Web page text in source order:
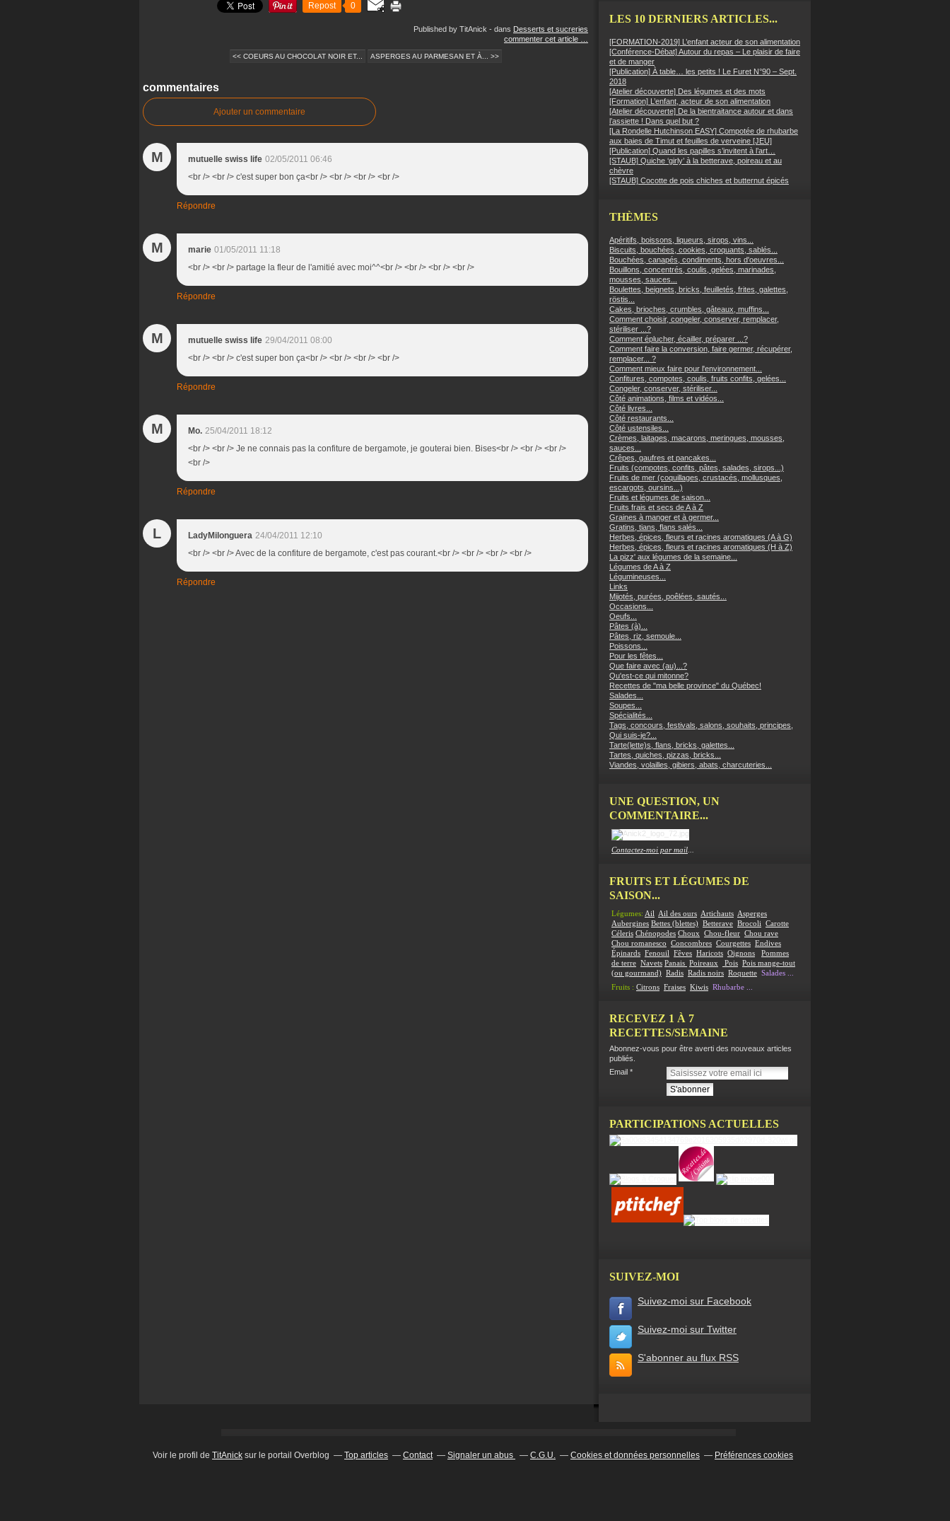
Repost 0
Published by TitAnick - dans Desserts et sucreries
commenter cet article
<< COEURS AU CHOCOLAT NOIR ET... ASPERGES AU PARMESAN ET À... >>
commentaires
Ajouter un commentaire
M mutuelle swiss life 02/05/2011 06:46
<br /> <br /> c'est super bon ça<br /> <br /> <br /> <br />
Répondre
M marie 01/05/2011 11:18
<br /> <br /> partage la fleur de l'amitié avec moi^^<br /> <br /> <br /> <br />
Répondre
M mutuelle swiss life 29/04/2011 08:00
<br /> <br /> c'est super bon ça<br /> <br /> <br /> <br />
Répondre
M Mo. 25/04/2011 18:12
<br /> <br /> Je ne connais pas la confiture de bergamote, je gouterai bien. Bises<br /> <br /> <br />
<br />
Répondre
L LadyMilonguera 24/04/2011 12:10
<br /> <br /> Avec de la confiture de bergamote, c'est pas courant.<br /> <br /> <br /> <br />
Répondre
LES 10 DERNIERS ARTICLES...
[FORMATION-2019] L’enfant acteur de son alimentation
[Conférence-Débat] Autour du repas – Le plaisir de faire
et de manger
[Publication] À table… les petits ! Le Furet N°90 – Sept.
2018
[Atelier découverte] Des légumes et des mots
[Formation] L’enfant, acteur de son alimentation
[Atelier découverte] De la bientraitance autour et dans
l’assiette ! Dans quel but ?
[La Rondelle Hutchinson EASY] Compotée de rhubarbe
aux baies de Timut et feuilles de verveine [JEU]
[Publication] Quand les papilles s’invitent à l’art…
[STAUB] Quiche ‘girly’ à la betterave, poireau et au
chèvre
[STAUB] Cocotte de pois chiches et butternut épicés
THÈMES
Apéritifs, boissons, liqueurs, sirops, vins...
Biscuits, bouchées, cookies, croquants, sablés...
Bouchées, canapés, condiments, hors d'oeuvres...
Bouillons, concentrés, coulis, gelées, marinades,
mousses, sauces...
Boulettes, beignets, bricks, feuilletés, frites, galettes,
röstis...
Cakes, brioches, crumbles, gâteaux, muffins...
Comment choisir, congeler, conserver, remplacer,
stériliser ...?
Comment éplucher, écailler, préparer ...?
Comment faire la conversion, faire germer, récupérer,
remplacer... ?
Comment mieux faire pour l'environnement...
Confitures, compotes, coulis, fruits confits, gelées...
Congeler, conserver, stériliser...
Côté animations, films et vidéos...
Côté livres...
Côté restaurants...
Côté ustensiles...
Crèmes, laitages, macarons, meringues, mousses,
sauces...
Crêpes, gaufres et pancakes...
Fruits (compotes, confits, pâtes, salades, sirops...)
Fruits de mer (coquillages, crustacés, mollusques,
escargots, oursins...)
Fruits et légumes de saison...
Fruits frais et secs de A à Z
Graines à manger et à germer...
Gratins, tians, flans salés...
Herbes, épices, fleurs et racines aromatiques (A à G)
Herbes, épices, fleurs et racines aromatiques (H à Z)
La pizz' aux légumes de la semaine...
Légumes de A à Z
Légumineuses...
Links
Mijotés, purées, poêlées, sautés...
Occasions...
Oeufs...
Pâtes (à)...
Pâtes, riz, semoule...
Poissons...
Pour les fêtes...
Que faire avec (au)...?
Qu'est-ce qui mitonne?
Recettes de "ma belle province" du Québec!
Salades...
Soupes...
Spécialités...
Tags, concours, festivals, salons, souhaits, principes,
Qui suis-je?...
Tarte(lette)s, flans, bricks, galettes...
Tartes, quiches, pizzas, bricks...
Viandes, volailles, gibiers, abats, charcuteries...
UNE QUESTION, UN
COMMENTAIRE...
Contactez-moi par mail
FRUITS ET LÉGUMES DE
SAISON...
Légumes: Ail Ail des ours Artichauts Asperges
Aubergines Bettes (blettes) Betterave Brocoli
Carotte
Céleris Chénopodes Choux Chou-fleur Chou rave
Chou romanesco
Concombres Courgettes Endives
Épinards Fenouil Fêves Haricots Oignons
Pommes
de terre Navets Panais Poireaux Pois Pois mange-tout
(ou gourmand) Radis Radis noirs Roquette Salades
Fruits : Citrons Fraises Kiwis Rhubarbe
RECEVEZ 1 À 7
RECETTES/SEMAINE
Abonnez-vous pour être averti des nouveaux articles
publiés.
Email
PARTICIPATIONS ACTUELLES
SUIVEZ-MOI
Suivez-moi sur Facebook
Suivez-moi sur Twitter
S'abonner au flux RSS
Voir le profil de TitAnick sur le portail Overblog Top articles Contact Signaler un abus C.G.U. Cookies et données personnelles Préférences cookies